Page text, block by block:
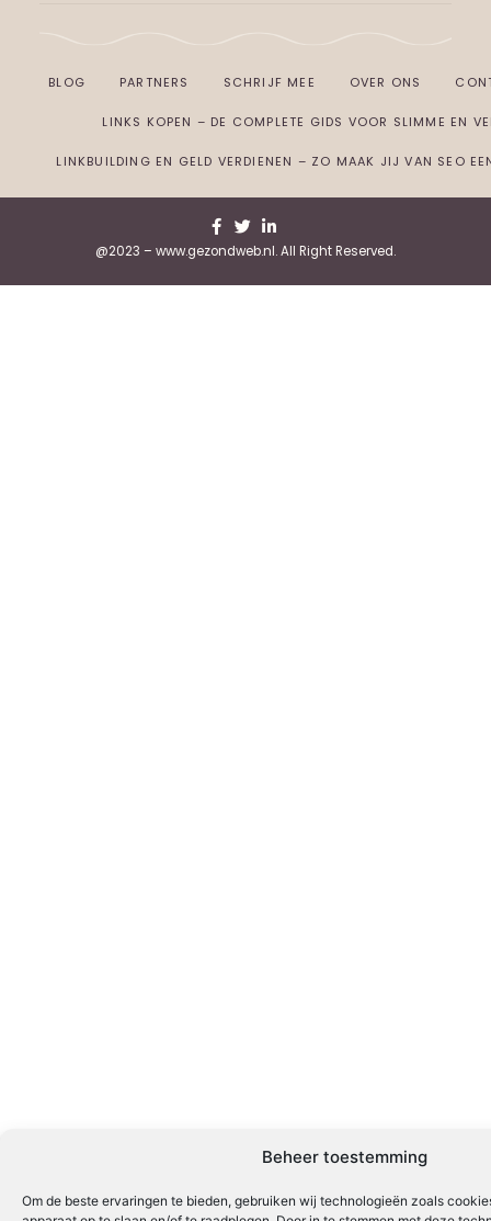
Beheer toestemming
Om de beste ervaringen te bieden, gebruiken wij technologieën zoals
BLOG PARTNERS SCHRIJF MEE OVER ONS
LINKS KOPEN – DE COMPLETE GIDS VOOR SLIMME EN
LINKBUILDING EN GELD VERDIENEN – ZO MAAK JIJ VAN SEO
@2023 – www.gezondweb.nl. All Right Reserved.